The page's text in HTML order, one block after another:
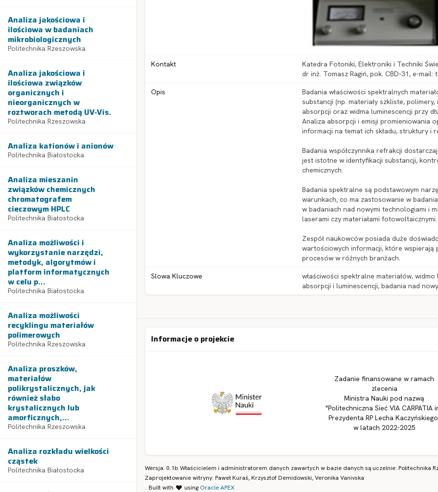
Analiza jakościowa i
ilościowa w badaniach
mikrobiologicznych
Politechnika Rzeszowska
Analiza jakościowa i
ilościowa związków
organicznych i
nieorganicznych w
roztworach metodą UV-Vis.
Politechnika Rzeszowska
Analiza kationów i anionów
Politechnika Białostocka
Analiza mieszanin
związków chemicznych
chromatografem
cieczowym HPLC
Politechnika Białostocka
Analiza możliwości i
wykorzystanie narzędzi,
metodyk, algorytmów i
platform informatycznych
w celu p...
Politechnika Białostocka
Analiza możliwości
recyklingu materiałów
polimerowych
Politechnika Rzeszowska
Analiza proszków,
materiałów
polikrystalicznych, jak
również słabo
krystalicznych lub
amorficznych,...
Politechnika Rzeszowska
Analiza rozkładu wielkości
cząstek
Politechnika Białostocka
Kontakt
Katedra Fotoniki, Elektroniki i Techniki
dr inż. Tomasz Ragiń, pok. CBD-31, e-mail:
Opis
Badania właściwości spektralnych
substancji (np. materiały szkliste,
absorpcji oraz widma luminescencji przy
Analiza absorpcji i emisji promieniowania
informacji na temat ich składu, struktury i
Badania współczynnika refrakcji
jest istotne w identyfikacji substancji,
chemicznych.
Badania spektralne są podstawowym
warunkach, co ma zastosowanie w
w badaniach nad nowymi technologiami i
laserami czy materiałami fotowoltaicznymi.
Zespół naukowców posiada duże
wartościowych informacji, które
procesów w różnych branżach.
Slowa Kluczowe
właściwości spektralne materiałów,
absorpcji i luminescencji, badania nad
Informacje o projekcie
Zadanie finansowane w ramach
zlecenia
Ministra Nauki pod nazwą
"Politechniczna Sieć VIA CARPATIA
Prezydenta RP Lecha
w latach 2022-2025
Wersja: 0.1b Właścicielem i administratorem danych zawartych w bazie danych są uczelnie: Politechnika
Zaprojektowanie witryny: Paweł Kuraś, Krzysztof Demidowski, Veronika Vanivska
Built with
using Oracle APEX